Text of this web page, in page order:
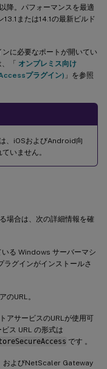
降。パフォーマンスを最適
または14.1の最新ビルド
に必要なポートが開いてい
「 オンプレミス向け
プラグイン) 」を参照
、iOSおよびAndroid向
いません。
場合は、次の詳細情報を確
る Windows サーバーマシ
グインがインストールさ
のURL。
アサービスのURLが使用可
ス URL の形式は
です 。
およびNetScaler Gateway